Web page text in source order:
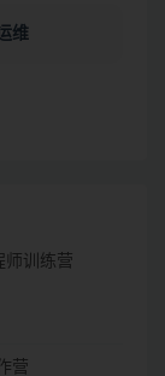
维
师训练营
营